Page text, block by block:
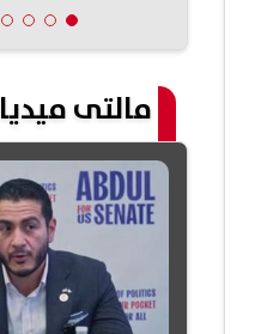
مالتى ميديا